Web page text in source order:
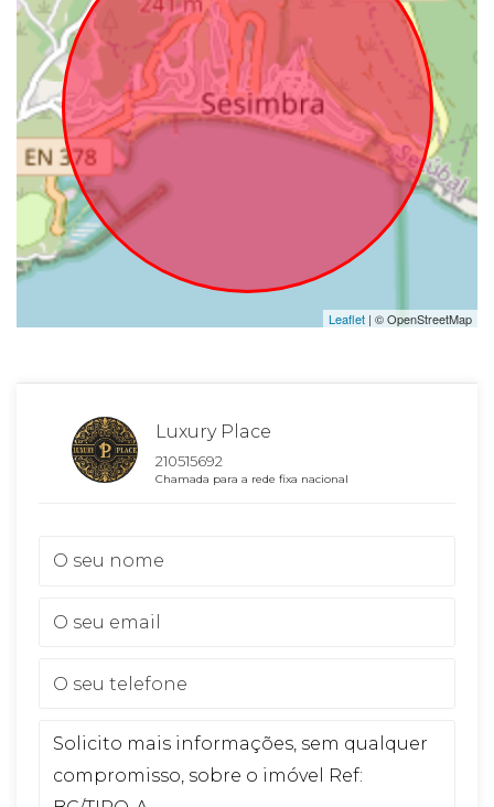
Leaflet | © OpenStreetMap
Luxury Place
210515692
Chamada para a rede fixa nacional